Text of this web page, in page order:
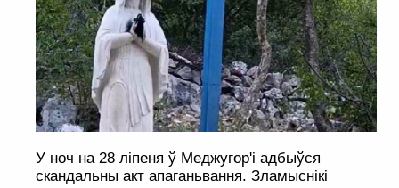
У ноч на 28 ліпеня ў Меджугор'і адбыўся
скандальны акт апаганьвання. Зламыснікі